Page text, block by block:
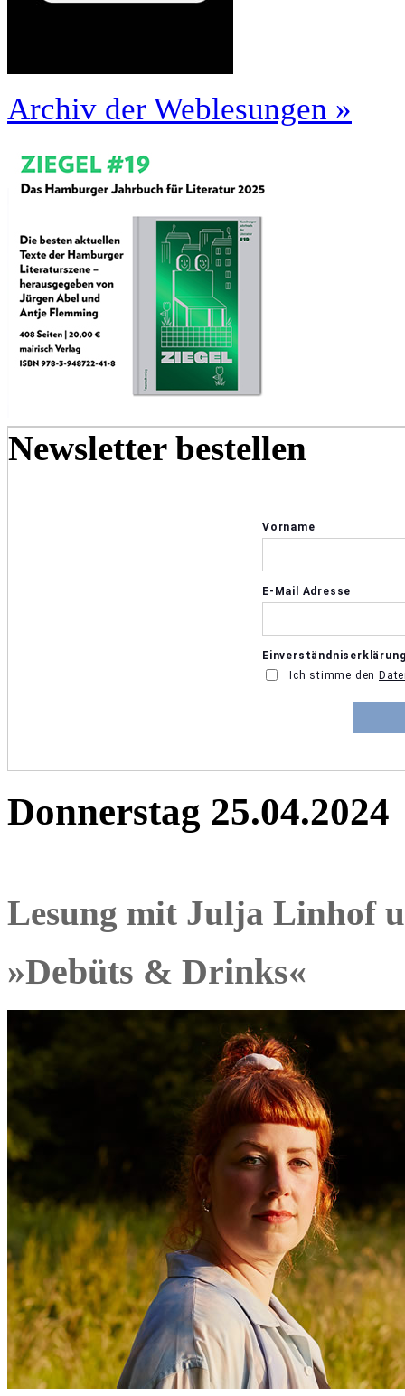
Archiv der Weblesungen »
Newsletter bestellen
Donnerstag 25.04.2024
Lesung mit Julja Linhof
»Debüts & Drinks«